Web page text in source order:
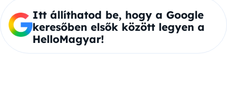
Itt állíthatod be, hogy a Google
keresőben elsők között legyen a
HelloMagyar!